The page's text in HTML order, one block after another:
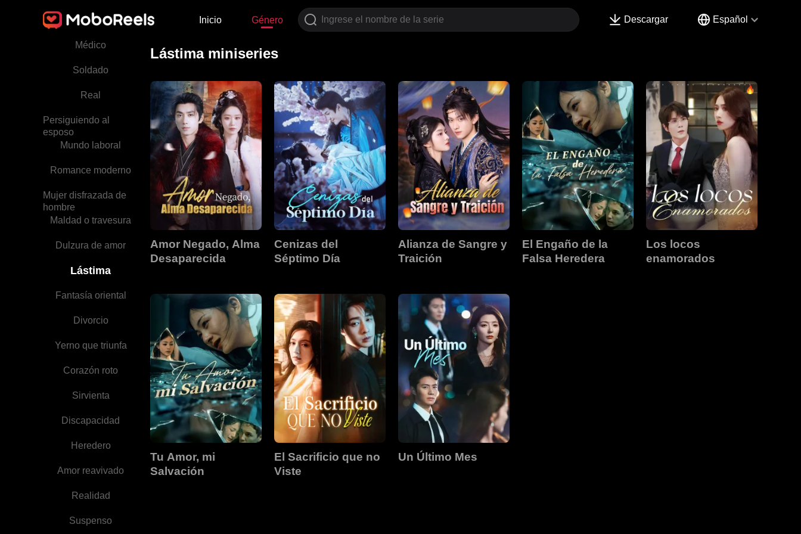
Inicio Género Descargar Español
Traición
Médico
Soldado
Real
Persiguiendo al
esposo
Mundo laboral
Romance moderno
Mujer disfrazada de
hombre
Maldad o travesura
Dulzura de amor
Lástima
Fantasía oriental
Divorcio
Yerno que triunfa
Corazón roto
Sirvienta
Discapacidad
Heredero
Amor reavivado
Realidad
Suspenso
Lástima miniseries
Amor Negado, Alma
Desaparecida
Cenizas del
Séptimo Día
Alianza de Sangre y
Traición
El Engaño de la
Falsa Heredera
Los locos
enamorados
Tu Amor, mi
Salvación
El Sacrificio que no
Viste
Un Último Mes